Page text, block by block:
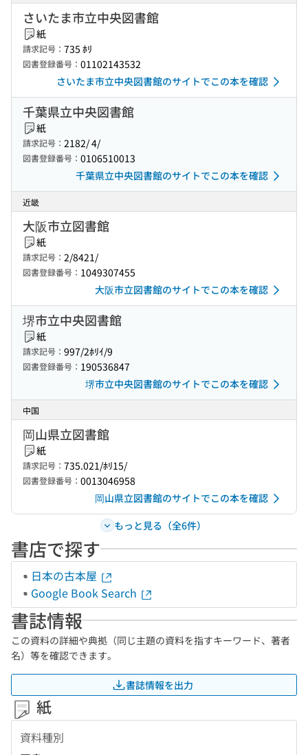
さいたま市立中央図書館
紙
請求記号： 735 ﾎﾘ
図書登録番号： 01102143532
さいたま市立中央図書館のサイトでこの本を確認
千葉県立中央図書館
紙
請求記号： 2182/ 4/
図書登録番号： 0106510013
千葉県立中央図書館のサイトでこの本を確認
近畿
大阪市立図書館
紙
請求記号： 2/8421/
図書登録番号： 1049307455
大阪市立図書館のサイトでこの本を確認
堺市立中央図書館
紙
請求記号： 997/2ﾎﾘｲ/9
図書登録番号： 190536847
堺市立中央図書館のサイトでこの本を確認
中国
岡山県立図書館
紙
請求記号： 735.021/ﾎﾘ15/
図書登録番号： 0013046958
岡山県立図書館のサイトでこの本を確認
もっと見る（全6件）
書店で探す
日本の古本屋
Google Book Search
書誌情報
この資料の詳細や典拠（同じ主題の資料を指すキーワード、著者
名）等を確認できます。
書誌情報を出力
紙
資料種別